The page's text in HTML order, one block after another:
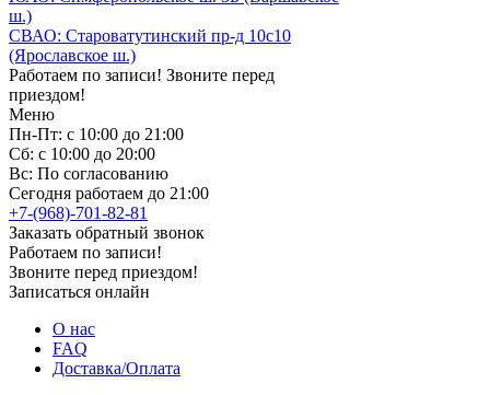
ш.)
СВАО: Староватутинский пр-д 10с10
(Ярославское ш.)
Работаем по записи! Звоните перед
приездом!
Меню
Пн-Пт: с 10:00 до 21:00
Сб: с 10:00 до 20:00
Вс: По согласованию
Сегодня работаем до 21:00
+7-(968)-701-82-81
Заказать обратный звонок
Работаем по записи!
Звоните перед приездом!
Записаться онлайн
О нас
FAQ
Доставка/Оплата